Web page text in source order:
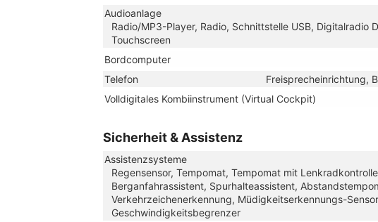
Audioanlage
Radio/MP3-Player, Radio, Schnittstelle USB, Digitalradio
Touchscreen
Bordcomputer
Telefon
Freisprecheinrichtung,
Volldigitales Kombiinstrument (Virtual Cockpit)
Sicherheit & Assistenz
Assistenzsysteme
Regensensor, Tempomat, Tempomat mit
Berganfahrassistent, Spurhalteassistent,
Verkehrzeichenerkennung, Müdigkeitserkennungs-
Geschwindigkeitsbegrenzer